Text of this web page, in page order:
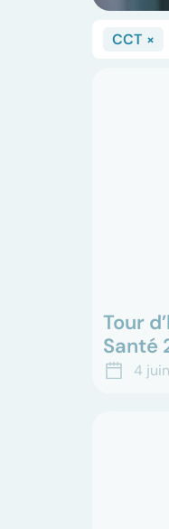
CCT ×
Tour
Santé
Le site
4